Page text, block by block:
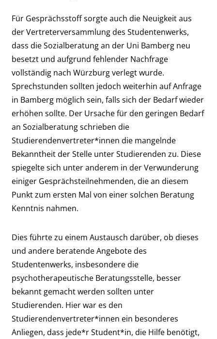
Für Gesprächsstoff sorgte auch die Neuigkeit aus
der Vertreterversammlung des Studentenwerks,
dass die Sozialberatung an der Uni Bamberg neu
besetzt und aufgrund fehlender Nachfrage
vollständig nach Würzburg verlegt wurde.
Sprechstunden sollten jedoch weiterhin auf Anfrage
in Bamberg möglich sein, falls sich der Bedarf wieder
erhöhen sollte. Der Ursache für den geringen Bedarf
an Sozialberatung schrieben die
Studierendenvertreter*innen die mangelnde
Bekanntheit der Stelle unter Studierenden zu. Diese
spiegelte sich unter anderem in der Verwunderung
einiger Gesprächsteilnehmenden, die an diesem
Punkt zum ersten Mal von einer solchen Beratung
Kenntnis nahmen.
Dies führte zu einem Austausch darüber, ob dieses
und andere beratende Angebote des
Studentenwerks, insbesondere die
psychotherapeutische Beratungsstelle, besser
bekannt gemacht werden sollten unter
Studierenden. Hier war es den
Studierendenvertreter*innen ein besonderes
Anliegen, dass jede*r Student*in, die Hilfe benötigt,